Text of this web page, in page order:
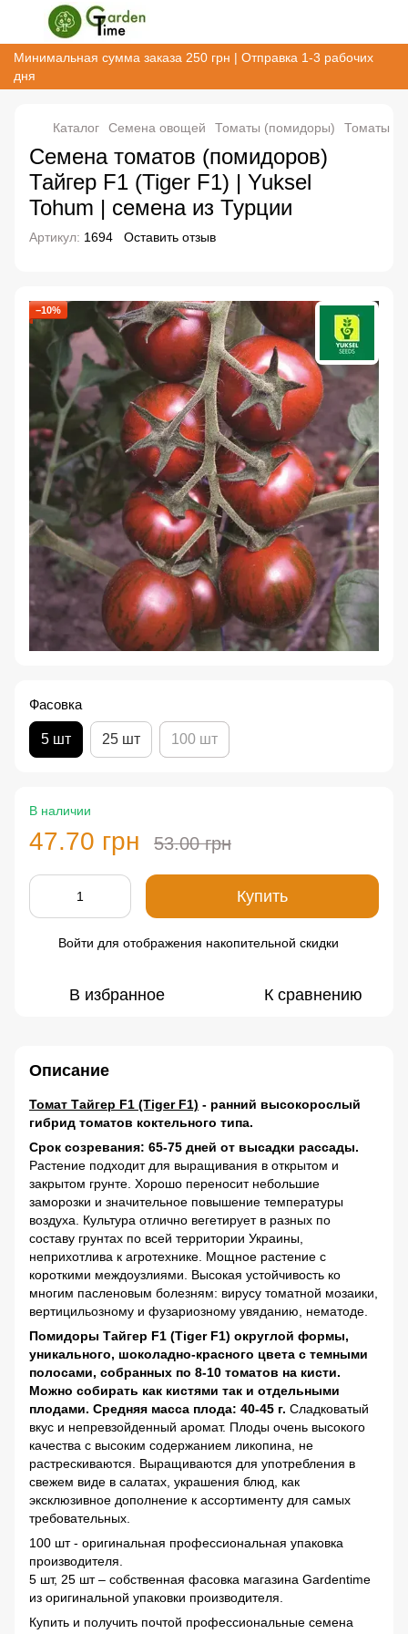
Минимальная сумма заказа 250 грн | Отправка 1-3 рабочих
дня
Каталог Семена овощей Томаты (помидоры) Томаты
Семена томатов (помидоров)
Тайгер F1 (Tiger F1) | Yuksel
Tohum | семена из Турции
Артикул: 1694 Оставить отзыв
−10%
Фасовка
5 шт 25 шт 100 шт
В наличии
47.70 грн 53.00 грн
Купить
Войти для отображения накопительной скидки
В избранное К сравнению
Описание
Томат Тайгер F1 (Tiger F1) - ранний высокорослый
гибрид томатов коктельного типа.
Срок созревания: 65-75 дней от высадки рассады.
Растение подходит для выращивания в открытом и
закрытом грунте. Хорошо переносит небольшие
заморозки и значительное повышение температуры
воздуха. Культура отлично вегетирует в разных по
составу грунтах по всей территории Украины,
неприхотлива к агротехнике. Мощное растение с
короткими междоузлиями. Высокая устойчивость ко
многим пасленовым болезням: вирусу томатной мозаики,
вертицильозному и фузариозному увяданию, нематоде.
Помидоры Тайгер F1 (Tiger F1) округлой формы,
уникального, шоколадно-красного цвета с темными
полосами, собранных по 8-10 томатов на кисти.
Можно собирать как кистями так и отдельными
плодами. Средняя масса плода: 40-45 г. Сладковатый
вкус и непревзойденный аромат. Плоды очень высокого
качества с высоким содержанием ликопина, не
растрескиваются. Выращиваются для употребления в
свежем виде в салатах, украшения блюд, как
эксклюзивное дополнение к ассортименту для самых
требовательных.
100 шт - оригинальная профессиональная упаковка
производителя.
5 шт, 25 шт – собственная фасовка магазина Gardentime
из оригинальной упаковки производителя.
Купить и получить почтой профессиональные семена